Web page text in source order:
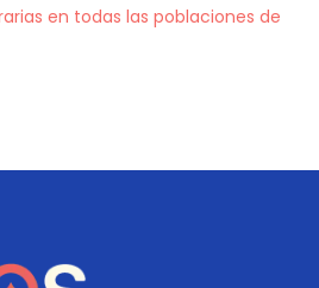
en todas las poblaciones de